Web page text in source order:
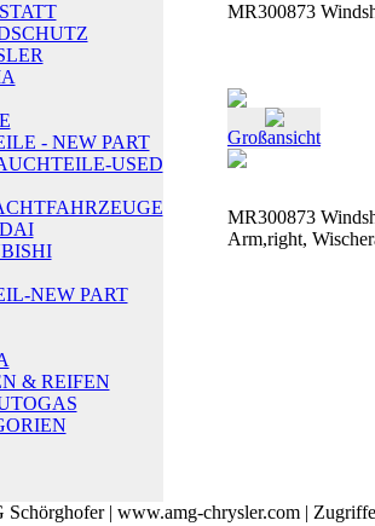
- NEW PART
USED
NEW PART
& REIFEN
MR300873
Großansicht
MR300873
Arm,right,
Schörghofer | www.amg-chrysler.com |